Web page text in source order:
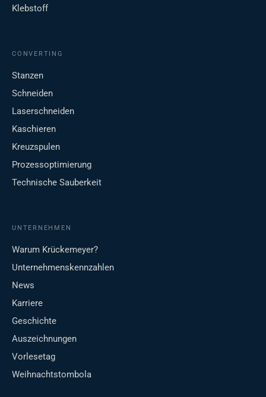
Klebstoff
CONVERTING
Stanzen
Schneiden
Laserschneiden
Kaschieren
Kreuzspulen
Prozessoptimierung
Technische Sauberkeit
UNTERNEHMEN
Warum Krückemeyer?
Unternehmenskennzahlen
News
Karriere
Geschichte
Auszeichnungen
Vorlesetag
Weihnachtstombola